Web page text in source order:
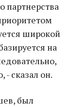
партнерства
широкой
на
сказал он.
был